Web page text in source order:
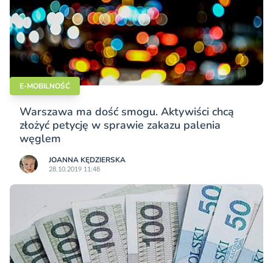
E-MOBILNOŚĆ
Warszawa ma dość smogu. Aktywiści chcą
złożyć petycję w sprawie zakazu palenia
węglem
JOANNA KĘDZIERSKA
28.10.2019 11:48